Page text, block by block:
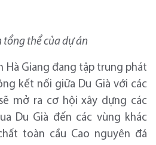
tổng thể của dự án
Hà Giang đang tập trung phát
kết nối giữa Du Già với các
mở ra cơ hội xây dựng các
Du Già đến các vùng khác
toàn cầu Cao nguyên đá